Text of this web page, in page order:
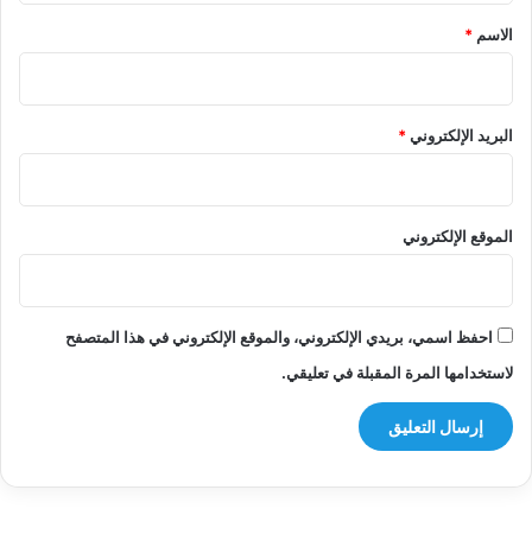
*
الاسم *
البريد الإلكتروني*
الموقع الإلكتروني
احفظ اسمي، بريدي الإلكتروني، والموقع الإلكتروني في هذا المتصفح
لاستخدامها المرة المقبلة في تعليقي.